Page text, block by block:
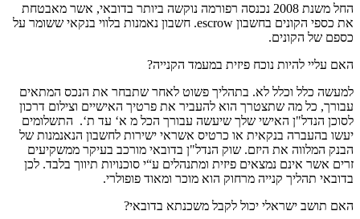
החל משנת 2008 נכנסה רפורמה נוקשה ביותר בדובאי, אשר מאבטחת
את כספי הקונים בחשבון escrow. חשבון נאמנות בלווי בנקאי ששומר על
כספם של הקונים.
האם עליי להיות נוכח פיזית במעמד הקנייה?
למעשה כלל וכלל לא. בתהליך פשוט לאחר שתבחר את הנכס המתאים
עבורך, כל מה שתצטרך הוא להעביר את פרטיך האישיים וצילום דרכון
לסוכן הנדל"ן האישי שלך שיעשה עבורך הכל מ א‘ עד ת‘. התשלומים
יעשו בהעברה בנקאית או כרטיס אשראי ישירות לחשבון הנאנמנות של
הבנק המלווה את היזם. שוק הנדל"ן בדובאי מורכב בעיקר ממשקיעים
זרים אשר אינם נמצאים פיזית ומתנהלים ע“י סוכנויות תיווך בלבד. לכן
בדובאי תהליך קנייה מרחוק הוא מוכר ומאוד פופולרי.
האם תושב ישראלי יכול לקבל משכנתא בדובאי?